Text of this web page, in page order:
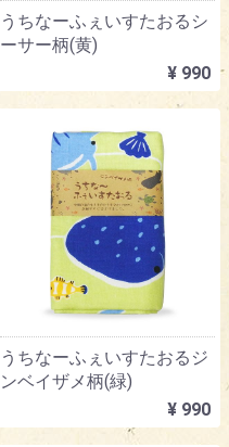
うちなーふぇいすたおるシ
ーサー柄(黄)
¥ 990
うちなーふぇいすたおるジ
ンベイザメ柄(緑)
¥ 990